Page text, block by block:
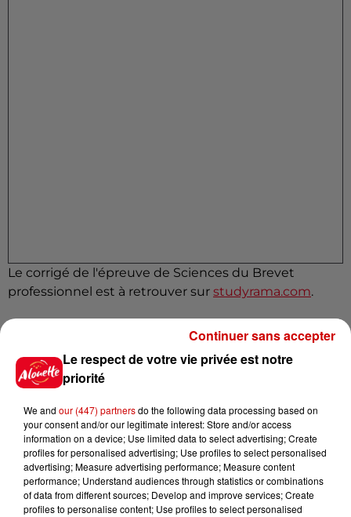
Le corrigé de l'épreuve de Sciences du Brevet
professionnel est à retrouver sur studyrama.com.
prend fin ce mardi 30
juin après les épreuves de Mathématiques.
Infos
7h03
Deux-Sèvres : le Citroën C15 a le
droit à son festival
Le respect de votre vie privée est notre
priorité
We and our (447) partnersdo the following data processing based on
your consent and/or our legitimate interest: Store and/or access
information on a device; Use limited data to select advertising; Create
profiles for personalised advertising; Use profiles to select personalised
advertising; Measure advertising performance; Measure content
performance; Understand audiences through statistics or combinations
of data from different sources; Develop and improve services; Create
profiles to personalise content; Use profiles to select personalised
Continuer sans accepter